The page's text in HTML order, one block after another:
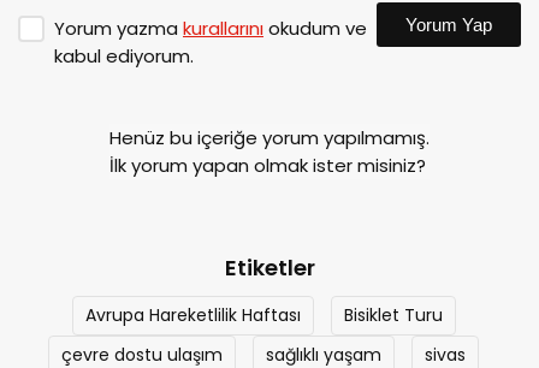
Yorum yazma kurallarınıokudum ve
kabul ediyorum.
Yorum Yap
Henüz bu içeriğe yorum yapılmamış.
İlk yorum yapan olmak ister misiniz?
Etiketler
Avrupa Hareketlilik Haftası
Bisiklet Turu
çevre dostu ulaşım
sağlıklı yaşam
sivas